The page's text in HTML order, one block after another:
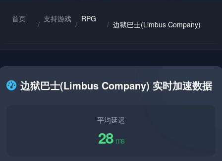
首页
/
支持游戏
/
RPG
/ 边狱巴士(Limbus Company)
边狱巴士(Limbus Company) 实时加速数据
平均延迟
28 ms